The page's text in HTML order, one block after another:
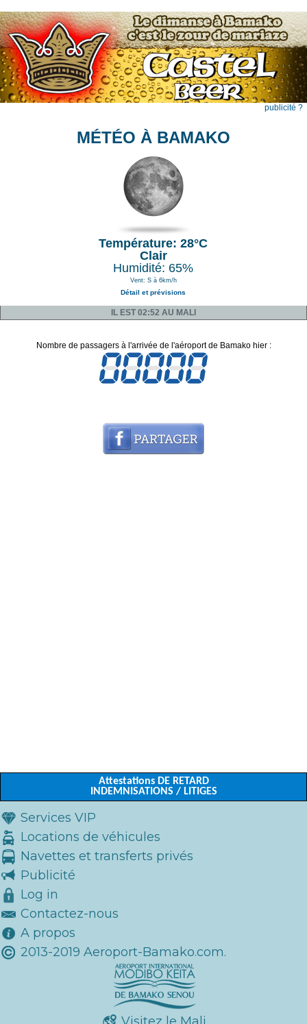
publicité ?
MÉTÉO À BAMAKO
Température: 28°C
Clair
Humidité: 65%
Vent: S à 6km/h
Détail et prévisions
IL EST 02:52 AU MALI
Nombre de passagers à l'arrivée de l'aéroport de Bamako hier :
Attestations DE RETARD
INDEMNISATIONS / LITIGES
Services VIP
Locations de véhicules
Navettes et transferts privés
Publicité
Log in
Contactez-nous
A propos
2013-2019 Aeroport-Bamako.com.